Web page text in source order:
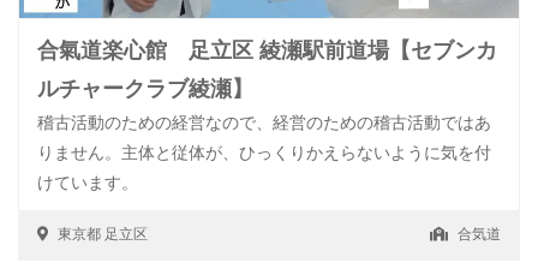
合氣道楽心館 足立区 綾瀬駅前道場【セブンカ
ルチャークラブ綾瀬】
稽古活動のための経営なので、経営のための稽古活動ではあ
りません。主体と従体が、ひっくりかえらないように気を付
けています。
東京都 足立区 合気道